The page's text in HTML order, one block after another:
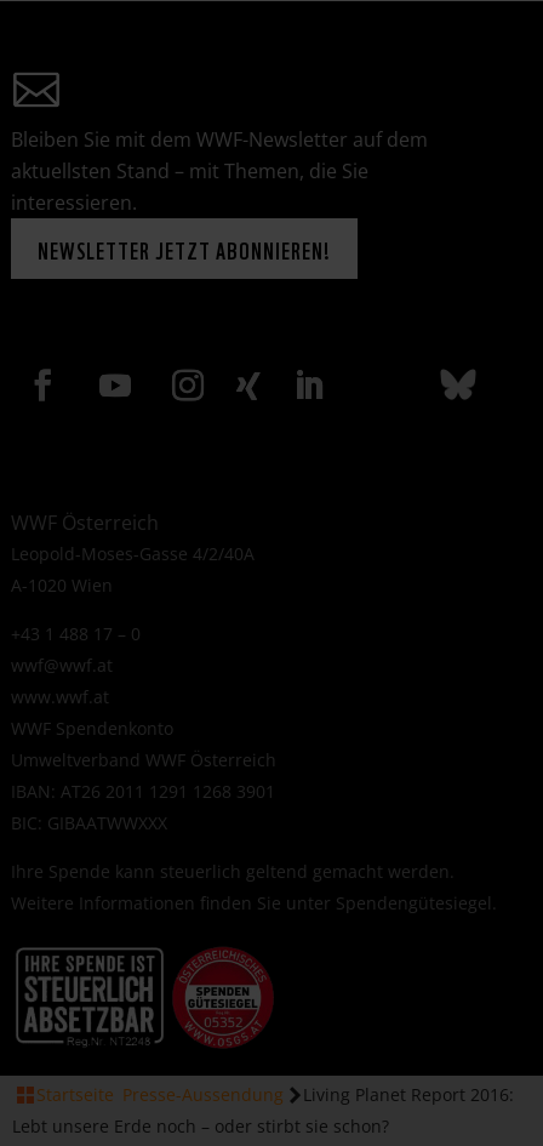
Bleiben Sie mit dem WWF-Newsletter auf dem
aktuellsten Stand – mit Themen, die Sie
interessieren.
NEWSLETTER JETZT ABONNIEREN!
WWF Österreich
Leopold-Moses-Gasse 4/2/40A
A-1020 Wien
+43 1 488 17 – 0
wwf@wwf.at
www.wwf.at
WWF Spendenkonto
Umweltverband WWF Österreich
IBAN: AT26 2011 1291 1268 3901
BIC: GIBAATWWXXX
Ihre Spende kann steuerlich geltend gemacht werden.
Weitere Informationen finden Sie unter Spendengütesiegel
Startseite Presse-Aussendung
Living Planet Report 2016:
Lebt unsere Erde noch – oder stirbt sie schon?